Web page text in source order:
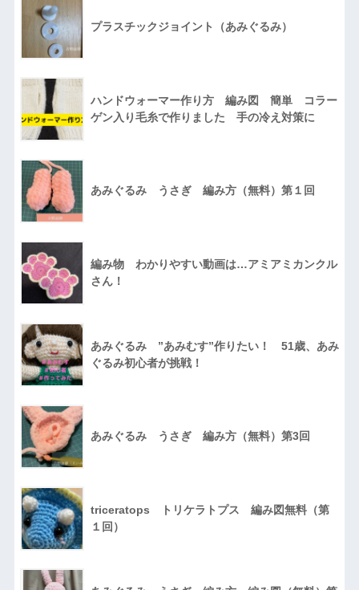
プラスチックジョイント（あみぐるみ）
ハンドウォーマー作り方 編み図 簡単 コラー
ゲン入り毛糸で作りました 手の冷え対策に
あみぐるみ うさぎ 編み方（無料）第１回
編み物 わかりやすい動画は…アミアミカンクル
さん！
あみぐるみ ”あみむす”作りたい！ 51歳、あみ
ぐるみ初心者が挑戦！
あみぐるみ うさぎ 編み方（無料）第3回
triceratops トリケラトプス 編み図無料（第
１回）